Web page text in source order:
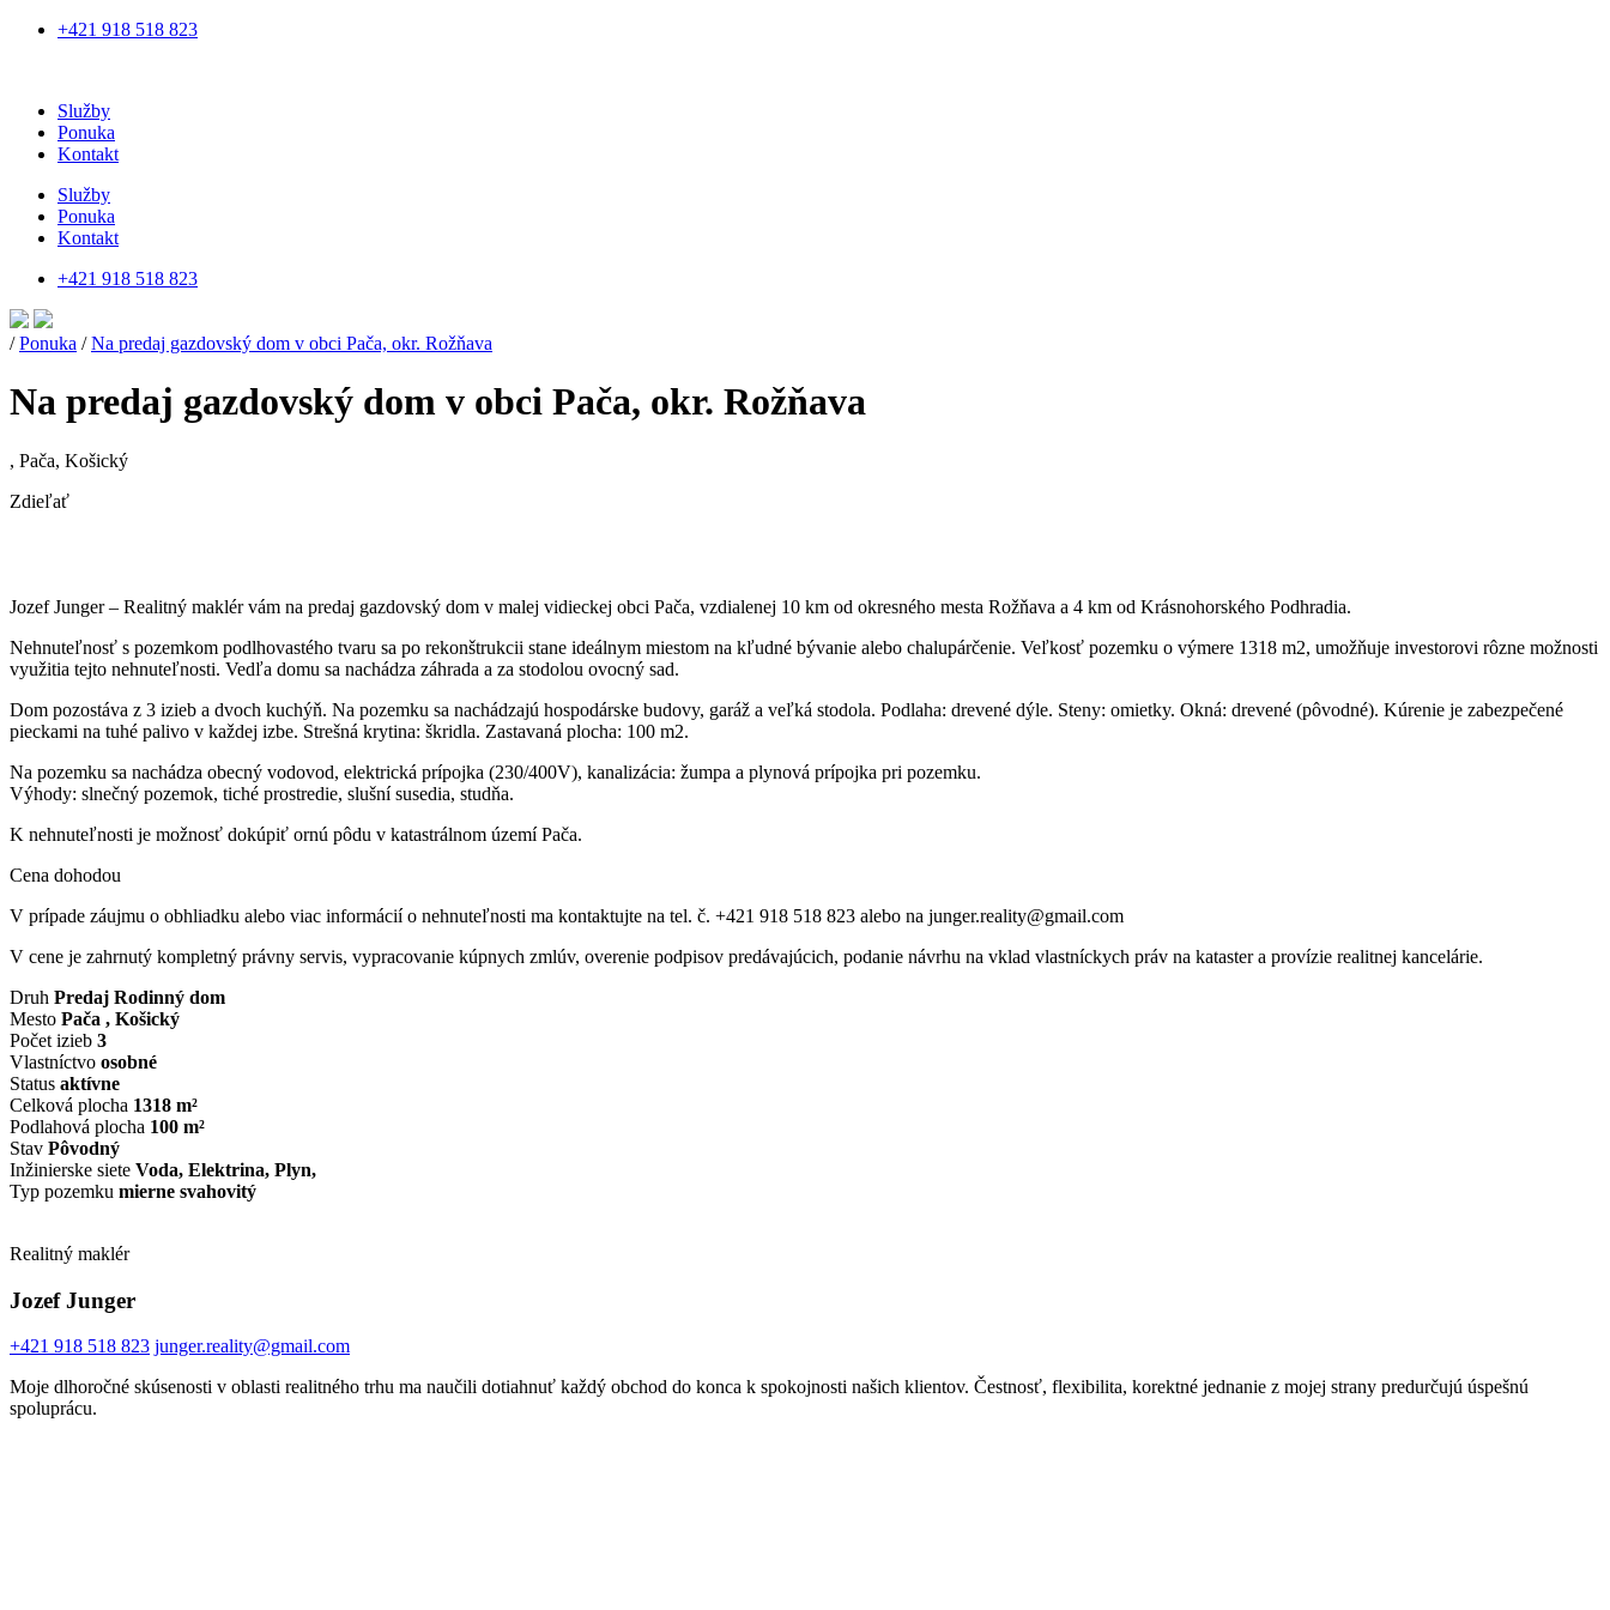
+421 918 518 823
Služby
Ponuka
Kontakt
Služby
Ponuka
Kontakt
+421 918 518 823
/ Ponuka / Na predaj gazdovský dom v obci Pača, okr. Rožňava
Na predaj gazdovský dom v obci Pača, okr. Rožňava
, Pača, Košický
Zdieľať
Jozef Junger – Realitný maklér vám na predaj gazdovský dom v malej vidieckej obci Pača, vzdialenej 10 km od okresného mesta Rožňava a 4 km od Krásnohorského Podhradia.
Nehnuteľnosť s pozemkom podlhovastého tvaru sa po rekonštrukcii stane ideálnym miestom na kľudné bývanie alebo chalupárčenie. Veľkosť pozemku o výmere 1318 m2, umožňuje investorovi rôzne možnosti
využitia tejto nehnuteľnosti. Vedľa domu sa nachádza záhrada a za stodolou ovocný sad.
Dom pozostáva z 3 izieb a dvoch kuchýň. Na pozemku sa nachádzajú hospodárske budovy, garáž a veľká stodola. Podlaha: drevené dýle. Steny: omietky. Okná: drevené (pôvodné). Kúrenie je zabezpečené
pieckami na tuhé palivo v každej izbe. Strešná krytina: škridla. Zastavaná plocha: 100 m2.
Na pozemku sa nachádza obecný vodovod, elektrická prípojka (230/400V), kanalizácia: žumpa a plynová prípojka pri pozemku.
Výhody: slnečný pozemok, tiché prostredie, slušní susedia, studňa.
K nehnuteľnosti je možnosť dokúpiť ornú pôdu v katastrálnom území Pača.
Cena dohodou
V prípade záujmu o obhliadku alebo viac informácií o nehnuteľnosti ma kontaktujte na tel. č. +421 918 518 823 alebo na junger.reality@gmail.com
V cene je zahrnutý kompletný právny servis, vypracovanie kúpnych zmlúv, overenie podpisov predávajúcich, podanie návrhu na vklad vlastníckych práv na kataster a provízie realitnej kancelárie.
Druh Predaj Rodinný dom
Mesto Pača , Košický
Počet izieb 3
Vlastníctvo osobné
Status aktívne
Celková plocha 1318 m²
Podlahová plocha 100 m²
Stav Pôvodný
Inžinierske siete Voda, Elektrina, Plyn,
Typ pozemku mierne svahovitý
Realitný maklér
Jozef Junger
+421 918 518 823 junger.reality@gmail.com
Moje dlhoročné skúsenosti v oblasti realitného trhu ma naučili dotiahnuť každý obchod do konca k spokojnosti našich klientov. Čestnosť, flexibilita, korektné jednanie z mojej strany predurčujú úspešnú
spoluprácu.